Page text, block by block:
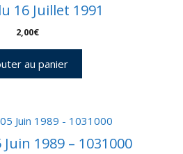
16 Juillet 1991
2,00€
au panier
1989 – 1031000